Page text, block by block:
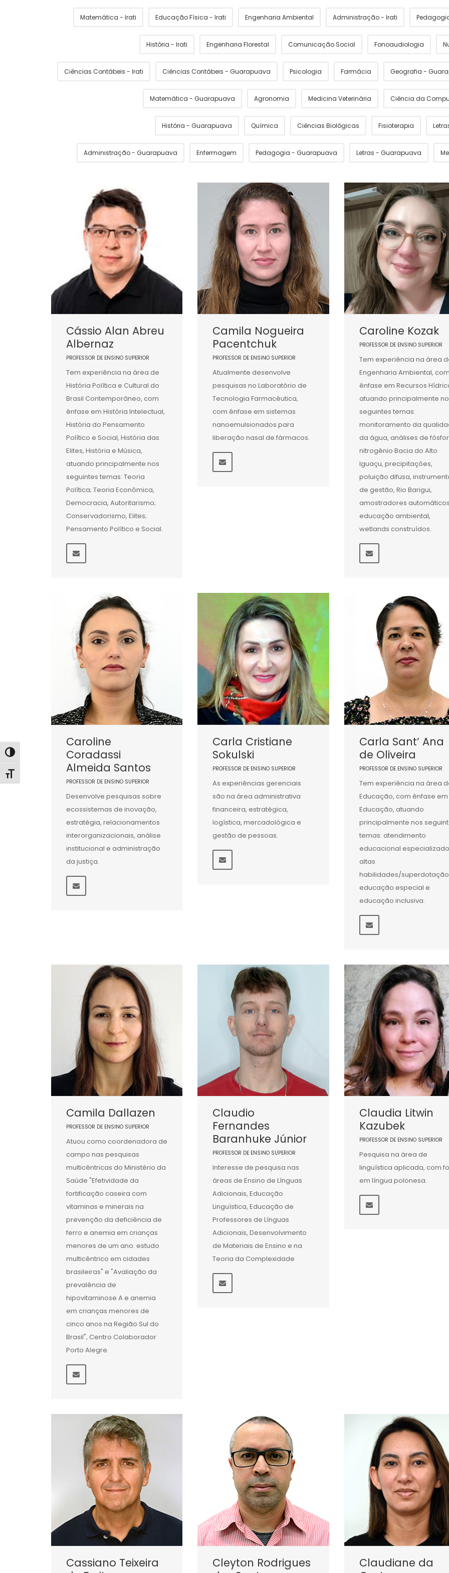
Alternar alto contraste
Alternar tamanho da fonte
Matemática - Irati Educação Física - Irati Engenharia Ambiental Administração - Irati
História - Irati Engenharia Florestal Comunicação Social Fonoaudiologia
Ciências Contábeis - Irati Ciências Contábeis - Guarapuava Psicologia Farmácia Geografia -
Matemática - Guarapuava Agronomia Medicina Veterinária Ciência da
História - Guarapuava Química Ciências Biológicas Fisioterapia
Administração - Guarapuava Enfermagem Pedagogia - Guarapuava Letras - Guarapuava
Cássio Alan Abreu
Albernaz
PROFESSOR DE ENSINO SUPERIOR
Tem experiência na área de
História Política e Cultural do
Brasil Contemporâneo, com
ênfase em História Intelectual,
História do Pensamento
Político e Social, História das
Elites, História e Música,
atuando principalmente nos
seguintes temas: Teoria
Política; Teoria Econômica,
Democracia, Autoritarismo;
Conservadorismo, Elites;
Pensamento Político e Social.
Camila Nogueira
Pacentchuk
PROFESSOR DE ENSINO SUPERIOR
Atualmente desenvolve
pesquisas no Laboratório de
Tecnologia Farmacêutica,
com ênfase em sistemas
nanoemulsionados para
liberação nasal de fármacos.
Caroline Kozak
PROFESSOR DE ENSINO SUPERIOR
Tem experiência na área
Engenharia Ambiental,
ênfase em Recursos
atuando principalmente
seguintes temas:
monitoramento da
da água, análises de
nitrogênio Bacia do Alto
Iguaçu, precipitações,
poluição difusa,
de gestão, Rio Barigui,
amostradores
educação ambiental,
wetlands construídos.
Caroline
Coradassi
Almeida Santos
PROFESSOR DE ENSINO SUPERIOR
Desenvolve pesquisas sobre
ecossistemas de inovação,
estratégia, relacionamentos
interorganizacionais, análise
institucional e administração
da justiça.
Carla Cristiane
Sokulski
PROFESSOR DE ENSINO SUPERIOR
As experiências gerenciais
são na área administrativa
financeira, estratégica,
logística, mercadológica e
gestão de pessoas.
Carla Sant’ Ana
de Oliveira
PROFESSOR DE ENSINO SUPERIOR
Tem experiência na área
Educação, com ênfase em
Educação, atuando
principalmente nos
temas: atendimento
educacional
altas
habilidades/
educação especial e
educação inclusiva.
Camila Dallazen
PROFESSOR DE ENSINO SUPERIOR
Atuou como coordenadora de
campo nas pesquisas
multicêntricas do Ministério da
Saúde "Efetividade da
fortificação caseira com
vitaminas e minerais na
prevenção da deficiência de
ferro e anemia em crianças
menores de um ano: estudo
multicêntrico em cidades
brasileiras" e "Avaliação da
prevalência de
hipovitaminose A e anemia
em crianças menores de
cinco anos na Região Sul do
Brasil", Centro Colaborador
Porto Alegre.
Claudio
Fernandes
Baranhuke Júnior
PROFESSOR DE ENSINO SUPERIOR
Interesse de pesquisa nas
áreas de Ensino de Línguas
Adicionais, Educação
Linguística, Educação de
Professores de Línguas
Adicionais, Desenvolvimento
de Materiais de Ensino e na
Teoria da Complexidade
Claudia Litwin
Kazubek
PROFESSOR DE ENSINO SUPERIOR
Pesquisa na área de
linguística aplicada, com
em língua polonesa.
Cassiano Teixeira
Cleyton Rodrigues
Claudiane da